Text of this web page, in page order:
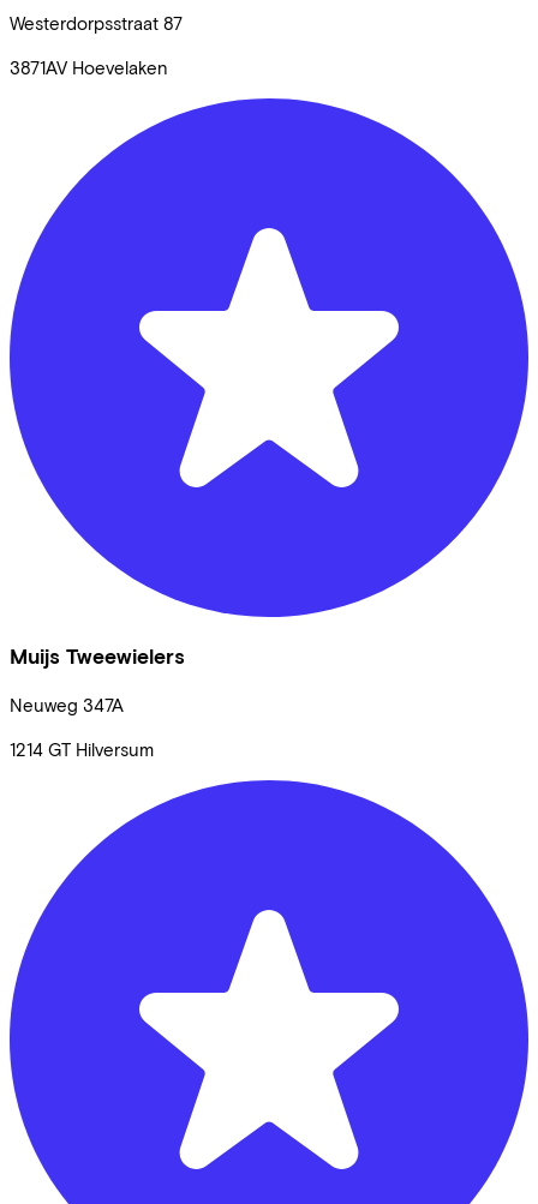
Westerdorpsstraat 87
3871AV Hoevelaken
Muijs Tweewielers
Neuweg 347A
1214 GT Hilversum